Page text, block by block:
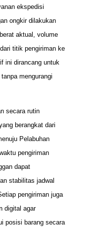
ekspedisi
ongkir dilakukan
aktual, volume
titik pengiriman ke
ini dirancang untuk
mengurangi
secara rutin
berangkat dari
Pelabuhan
pengiriman
dapat
stabilitas jadwal
pengiriman juga
digital agar
posisi barang secara